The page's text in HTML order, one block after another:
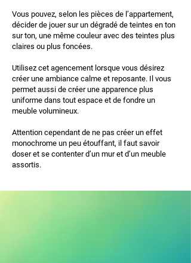
Vous pouvez, selon les pièces de l’appartement,
décider de jouer sur un dégradé de teintes en ton
sur ton, une même couleur avec des teintes plus
claires ou plus foncées.
Utilisez cet agencement lorsque vous désirez
créer une ambiance calme et reposante. Il vous
permet aussi de créer une apparence plus
uniforme dans tout espace et de fondre un
meuble volumineux.
Attention cependant de ne pas créer un effet
monochrome un peu étouffant, il faut savoir
doser et se contenter d’un mur et d’un meuble
assortis.